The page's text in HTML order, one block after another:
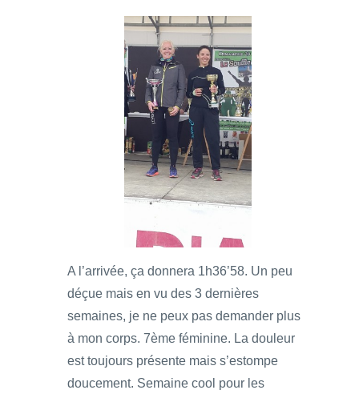
A l’arrivée, ça donnera 1h36’58. Un peu
déçue mais en vu des 3 dernières
semaines, je ne peux pas demander plus
à mon corps. 7ème féminine. La douleur
est toujours présente mais s’estompe
doucement. Semaine cool pour les